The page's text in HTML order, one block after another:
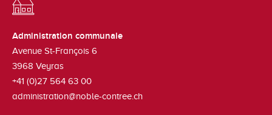
Administration communale
Avenue St-François 6
3968 Veyras
+41 (0)27 564 63 00
administration@noble-contree.ch